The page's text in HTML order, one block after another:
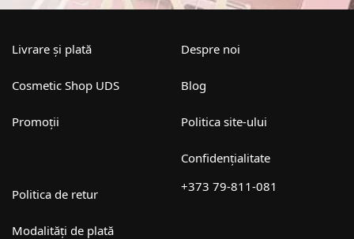
Livrare și plată
Cosmetic Shop UDS
Promoții
Despre noi
Blog
Politica site-ului
Confidențialitate
Politica de retur
Modalități de plată
+373 79-811-081